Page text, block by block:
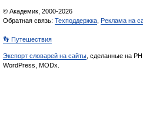
© Академик, 2000-2026
Обратная связь: Техподдержка Реклама на
👣 Путешествия
Экспорт словарей на сайты , сделанные на
WordPress, MODx.